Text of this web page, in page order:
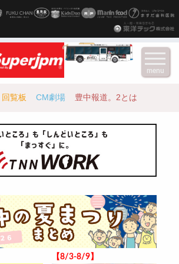
回覧板 CM劇場 豊中報道。2とは
【8/3-8/9】
menu